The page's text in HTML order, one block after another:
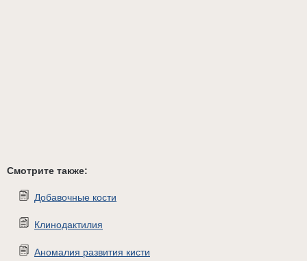
Смотрите также:
Добавочные кости
Клинодактилия
Аномалия развития кисти